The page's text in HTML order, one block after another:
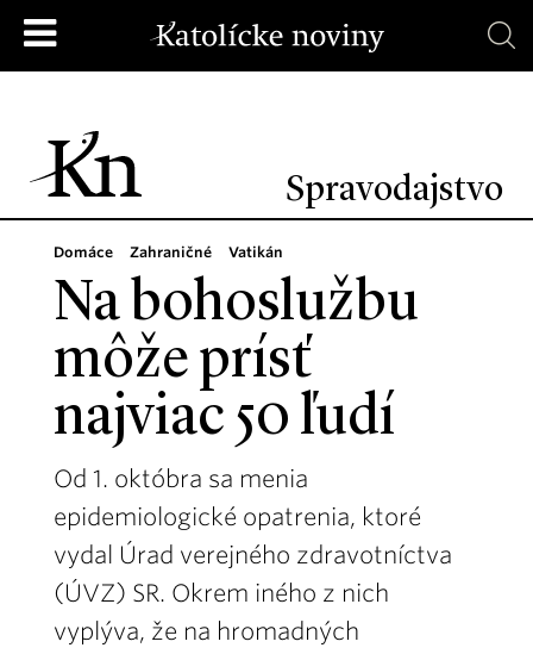
Spravodajstvo
Domáce Zahraničné Vatikán
Na bohoslužbu
môže prísť
najviac 50 ľudí
Od 1. októbra sa menia
epidemiologické opatrenia, ktoré
vydal Úrad verejného zdravotníctva
(ÚVZ) SR. Okrem iného z nich
vyplýva, že na hromadných